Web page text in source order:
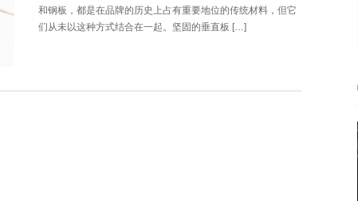
和钢板，都是在品牌的历史上占有重要地位的传统材料，但它
们从未以这种方式结合在一起。坚固的垂直板 […]